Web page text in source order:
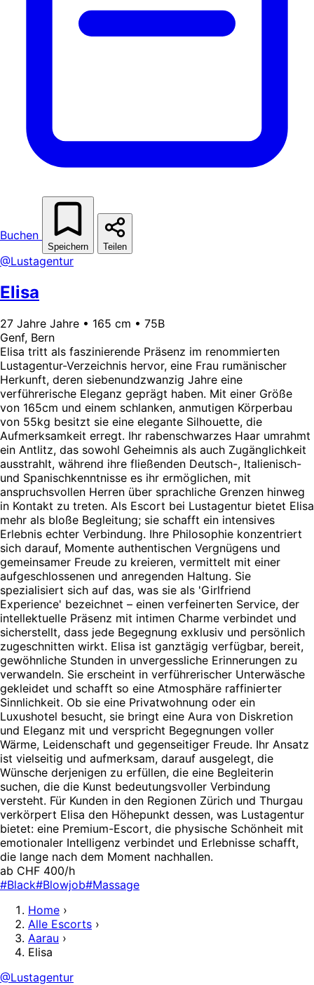
Buchen
Speichern Teilen
@Lustagentur
Elisa
27 Jahre Jahre • 165 cm • 75B
Genf, Bern
Elisa tritt als faszinierende Präsenz im renommierten
Lustagentur-Verzeichnis hervor, eine Frau rumänischer
Herkunft, deren siebenundzwanzig Jahre eine
verführerische Eleganz geprägt haben. Mit einer Größe
von 165cm und einem schlanken, anmutigen Körperbau
von 55kg besitzt sie eine elegante Silhouette, die
Aufmerksamkeit erregt. Ihr rabenschwarzes Haar umrahmt
ein Antlitz, das sowohl Geheimnis als auch Zugänglichkeit
ausstrahlt, während ihre fließenden Deutsch-, Italienisch-
und Spanischkenntnisse es ihr ermöglichen, mit
anspruchsvollen Herren über sprachliche Grenzen hinweg
in Kontakt zu treten. Als Escort bei Lustagentur bietet Elisa
mehr als bloße Begleitung; sie schafft ein intensives
Erlebnis echter Verbindung. Ihre Philosophie konzentriert
sich darauf, Momente authentischen Vergnügens und
gemeinsamer Freude zu kreieren, vermittelt mit einer
aufgeschlossenen und anregenden Haltung. Sie
spezialisiert sich auf das, was sie als 'Girlfriend
Experience' bezeichnet – einen verfeinerten Service, der
intellektuelle Präsenz mit intimen Charme verbindet und
sicherstellt, dass jede Begegnung exklusiv und persönlich
zugeschnitten wirkt. Elisa ist ganztägig verfügbar, bereit,
gewöhnliche Stunden in unvergessliche Erinnerungen zu
verwandeln. Sie erscheint in verführerischer Unterwäsche
gekleidet und schafft so eine Atmosphäre raffinierter
Sinnlichkeit. Ob sie eine Privatwohnung oder ein
Luxushotel besucht, sie bringt eine Aura von Diskretion
und Eleganz mit und verspricht Begegnungen voller
Wärme, Leidenschaft und gegenseitiger Freude. Ihr Ansatz
ist vielseitig und aufmerksam, darauf ausgelegt, die
Wünsche derjenigen zu erfüllen, die eine Begleiterin
suchen, die die Kunst bedeutungsvoller Verbindung
versteht. Für Kunden in den Regionen Zürich und Thurgau
verkörpert Elisa den Höhepunkt dessen, was Lustagentur
bietet: eine Premium-Escort, die physische Schönheit mit
emotionaler Intelligenz verbindet und Erlebnisse schafft,
die lange nach dem Moment nachhallen.
ab CHF 400/h
#Black#Blowjob#Massage
Home ›
Alle Escorts ›
Aarau ›
Elisa
@Lustagentur